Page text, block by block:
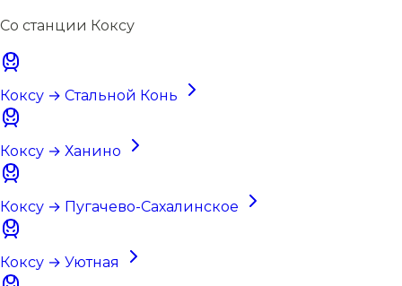
Со станции Коксу
Коксу → Стальной Конь
Коксу → Ханино
Коксу → Пугачево-Сахалинское
Коксу → Уютная